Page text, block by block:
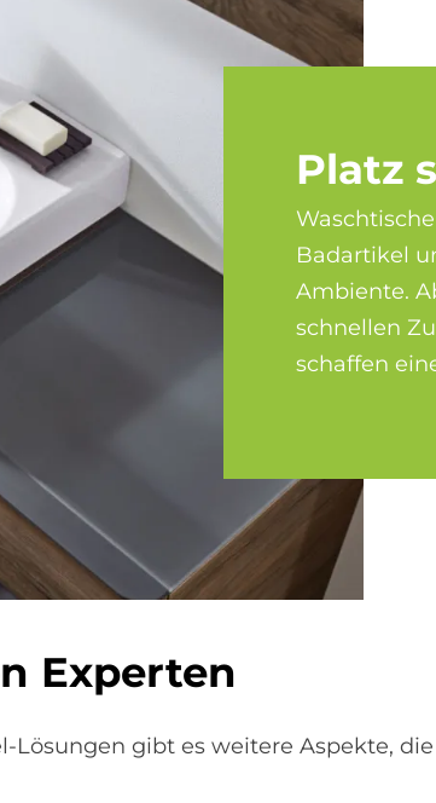
Pla­tz
Badartikel
Ambiente.
schnellen
schaffen
Experten
Lösungen gibt es weitere Aspekte,